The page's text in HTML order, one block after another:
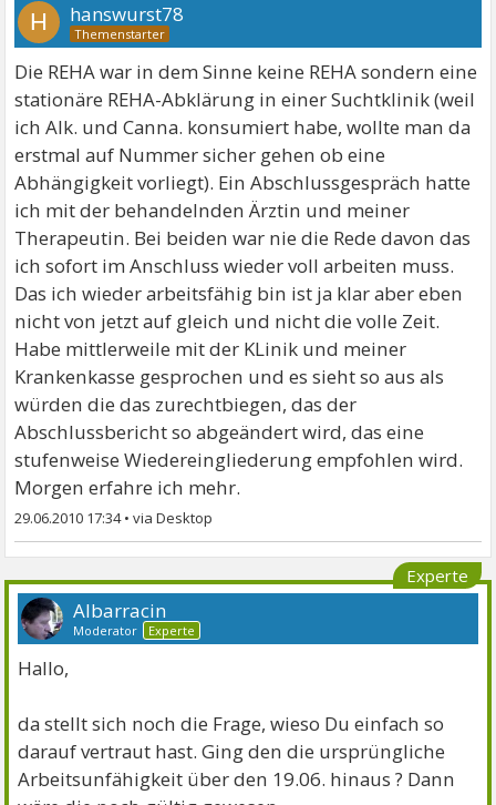
H hanswurst78
Die REHA war in dem Sinne keine REHA sondern eine
stationäre REHA-Abklärung in einer Suchtklinik (weil
ich Alk. und Canna. konsumiert habe, wollte man da
erstmal auf Nummer sicher gehen ob eine
Abhängigkeit vorliegt). Ein Abschlussgespräch hatte
ich mit der behandelnden Ärztin und meiner
Therapeutin. Bei beiden war nie die Rede davon das
ich sofort im Anschluss wieder voll arbeiten muss.
Das ich wieder arbeitsfähig bin ist ja klar aber eben
nicht von jetzt auf gleich und nicht die volle Zeit.
Habe mittlerweile mit der KLinik und meiner
Krankenkasse gesprochen und es sieht so aus als
würden die das zurechtbiegen, das der
Abschlussbericht so abgeändert wird, das eine
stufenweise Wiedereingliederung empfohlen wird.
Morgen erfahre ich mehr.
29.06.2010 17:34•
Experte
Albarracin
Moderator Experte
Hallo,
da stellt sich noch die Frage, wieso Du einfach so
darauf vertraut hast. Ging den die ursprüngliche
Arbeitsunfähigkeit über den 19.06. hinaus ? Dann